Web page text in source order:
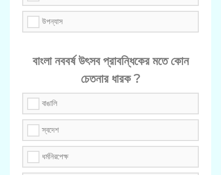
উপন্যাস
বাংলা নববর্ষ উৎসব প্রাবন্ধিকের মতে কোন
চেতনার ধারক ?
বাঙালি
স্বদেশ
ধর্মনিরপেক্ষ